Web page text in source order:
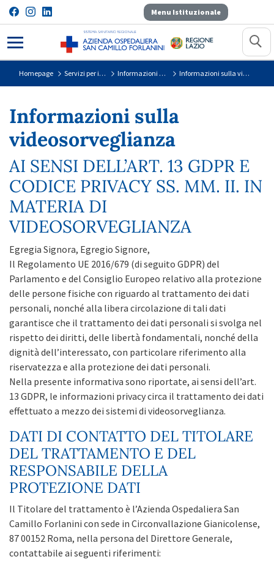
Menu Istituzionale
Informazioni sulla
Homepage Servizi per il Cittadino Informazioni sulla Privacy Informazioni sulla videosorveglianza
Informazioni sulla
videosorveglianza
AI SENSI DELL’ART. 13 GDPR E
CODICE PRIVACY SS. MM. II. IN
MATERIA DI
VIDEOSORVEGLIANZA
Egregia Signora, Egregio Signore,
Il Regolamento UE 2016/679 (di seguito GDPR) del
Parlamento e del Consiglio Europeo relativo alla protezione
delle persone fisiche con riguardo al trattamento dei dati
personali, nonché alla libera circolazione di tali dati
garantisce che il trattamento dei dati personali si svolga nel
rispetto dei diritti, delle libertà fondamentali, nonché della
dignità dell’interessato, con particolare riferimento alla
riservatezza e alla protezione dei dati personali.
Nella presente informativa sono riportate, ai sensi dell’art.
13 GDPR, le informazioni privacy circa il trattamento dei dati
effettuato a mezzo dei sistemi di videosorveglianza.
DATI DI CONTATTO DEL TITOLARE
DEL TRATTAMENTO E DEL
RESPONSABILE DELLA
PROTEZIONE DATI
Il Titolare del trattamento è l’Azienda Ospedaliera San
Camillo Forlanini con sede in Circonvallazione Gianicolense,
87 00152 Roma, nella persona del Direttore Generale,
contattabile ai seguenti riferimenti: